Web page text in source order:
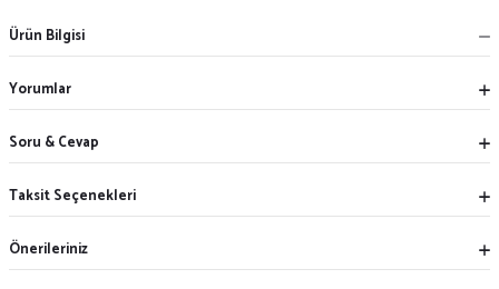
Ürün Bilgisi
Yorumlar
Soru & Cevap
Taksit Seçenekleri
Önerileriniz